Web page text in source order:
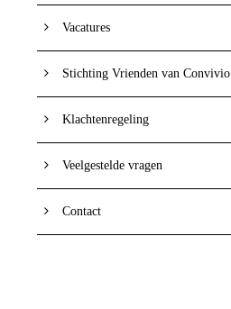
Vacatures
Stichting Vrienden van Convivio
Klachtenregeling
Veelgestelde vragen
Contact